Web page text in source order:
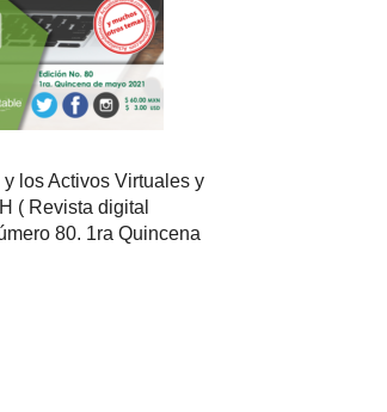
los Activos Virtuales y
( Revista digital
80. 1ra Quincena